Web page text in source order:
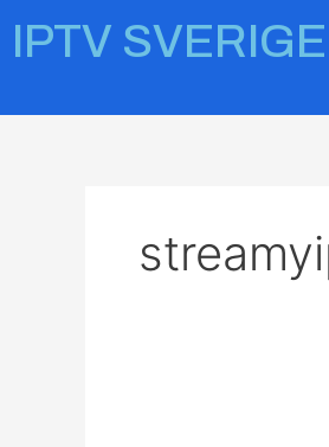
IPTV SVERIGE